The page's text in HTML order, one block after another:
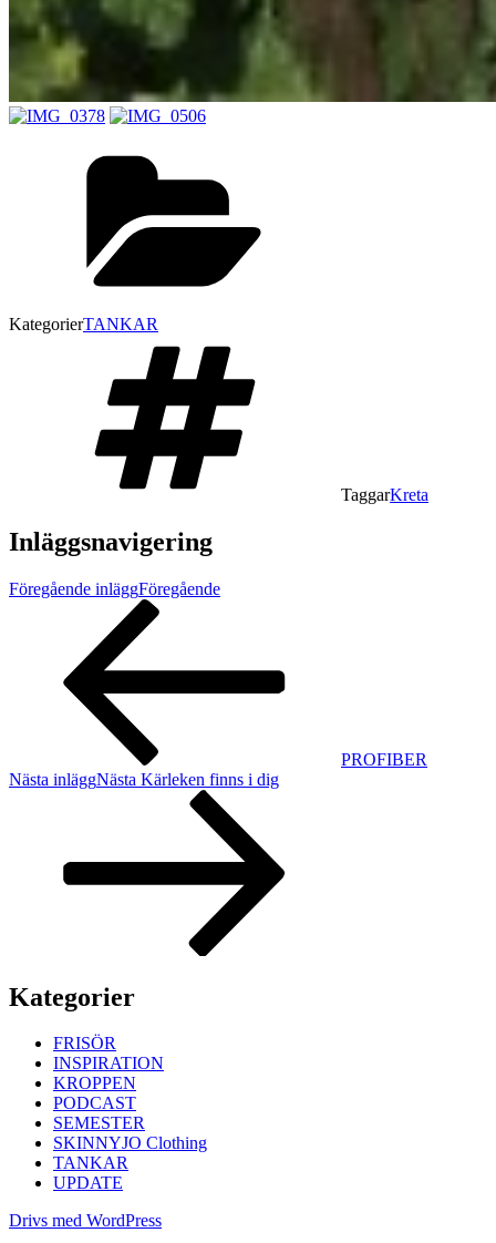
KategorierTANKAR
TaggarKreta
Inläggsnavigering
Föregående inläggFöregående
PROFIBER
Nästa inläggNästa Kärleken finns i dig
Kategorier
FRISÖR
INSPIRATION
KROPPEN
PODCAST
SEMESTER
SKINNYJO Clothing
TANKAR
UPDATE
Drivs med WordPress